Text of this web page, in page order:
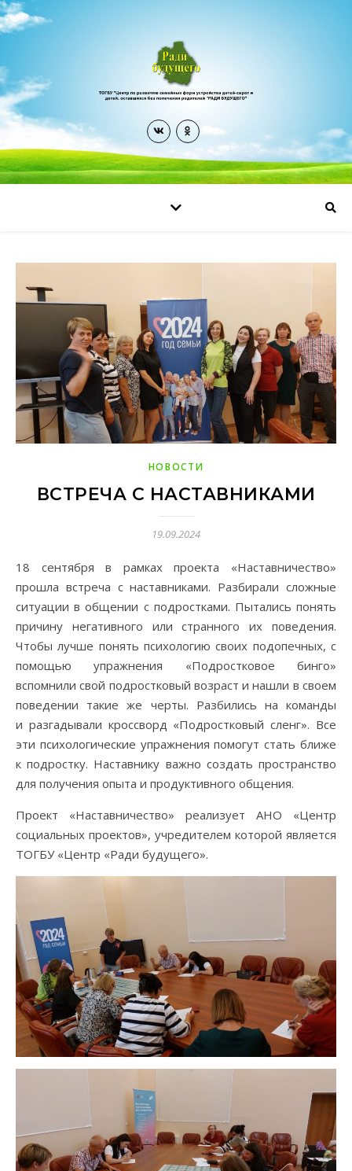
НОВОСТИ
ВСТРЕЧА С НАСТАВНИКАМИ
19.09.2024
18 сентября в рамках проекта «Наставничество»
прошла встреча с наставниками. Разбирали сложные
ситуации в общении с подростками. Пытались понять
причину негативного или странного их поведения.
Чтобы лучше понять психологию своих подопечных, с
помощью упражнения «Подростковое бинго»
вспомнили свой подростковый возраст и нашли в своем
поведении такие же черты. Разбились на команды
и разгадывали кроссворд «Подростковый сленг». Все
эти психологические упражнения помогут стать ближе
к подростку. Наставнику важно создать пространство
для получения опыта и продуктивного общения.
Проект «Наставничество» реализует АНО «Центр
социальных проектов», учредителем которой является
ТОГБУ «Центр «Ради будущего».